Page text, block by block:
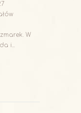
W
i...